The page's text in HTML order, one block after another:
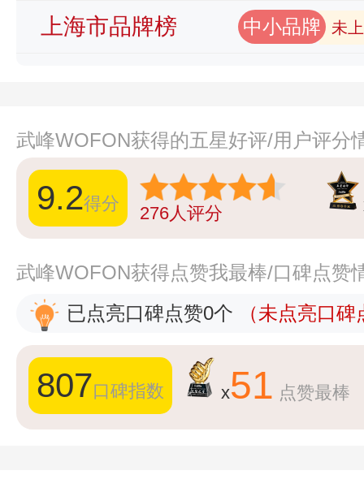
上海市品牌榜 中小品牌 未
武峰WOFON获得的五星好评/用户评分
9.2得分 276人评分
武峰WOFON获得点赞我最棒/口碑点赞
已点亮口碑点赞0个
（未点亮口
807口碑指数 x51 点赞最棒